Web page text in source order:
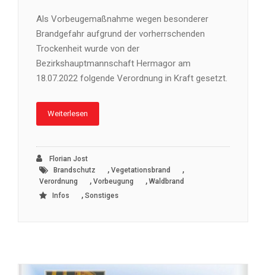
Als Vorbeugemaßnahme wegen besonderer
Brandgefahr aufgrund der vorherrschenden
Trockenheit wurde von der
Bezirkshauptmannschaft Hermagor am
18.07.2022 folgende Verordnung in Kraft gesetzt.
Weiterlesen
Florian Jost
Brandschutz
, Vegetationsbrand ,
Verordnung , Vorbeugung , Waldbrand
Infos
, Sonstiges